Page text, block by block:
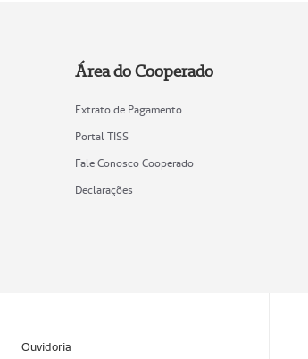
Área do Cooperado
Extrato de Pagamento
Portal TISS
Fale Conosco Cooperado
Declarações
Ouvidoria